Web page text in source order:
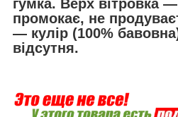
гумка. Верх вітровка ―
промокає, не
― кулір (100%
відсутня.